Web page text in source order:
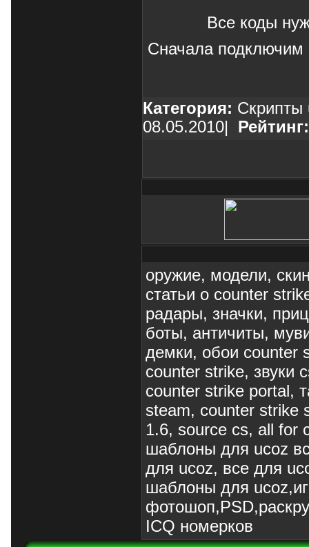
Все коды
Сначала подключим
Категория: Скрипты
08.05.2010| Рейтинг:
оружие, модели,
статьи о counter
радары, значки,
боты, античиты,
демки, обои counter
counter strike, звуки
counter strike portal,
steam, counter strike
1.6, source cs, all for
шаблоны для ucoz
для ucoz, все для
шаблоны для
ICQ номерков